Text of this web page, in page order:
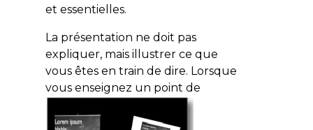
et essentielles.
La présentation ne doit pas
expliquer, mais illustrerce que
vous êtes en train de dire. Lorsque
vous enseignez un point de